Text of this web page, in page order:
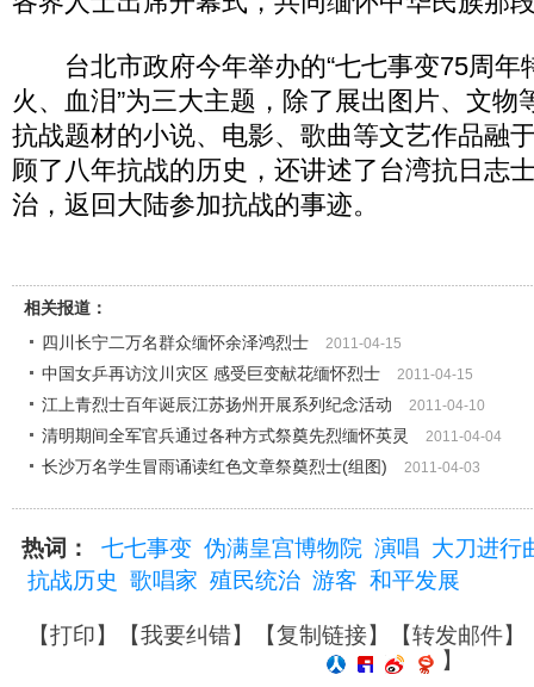
台北市政府今年举办的“七七事变75周年
火、血泪”为三大主题，除了展出图片、文物
抗战题材的小说、电影、歌曲等文艺作品融
顾了八年抗战的历史，还讲述了台湾抗日志
治，返回大陆参加抗战的事迹。
相关报道：
四川长宁二万名群众缅怀余泽鸿烈士
2011-04-15
中国女乒再访汶川灾区 感受巨变献花缅怀烈士 2011-04-15
江上青烈士百年诞辰江苏扬州开展系列纪念活动 2011-04-10
清明期间全军官兵通过各种方式祭奠先烈缅怀英灵 2011-04-04
长沙万名学生冒雨诵读红色文章祭奠烈士(组图) 2011-04-03
热词： 七七事变 伪满皇宫博物院 演唱 大刀进行
抗战历史
歌唱家 殖民统治 游客 和平发展
【打印】【我要纠错】【复制链接】【转发邮件】
】